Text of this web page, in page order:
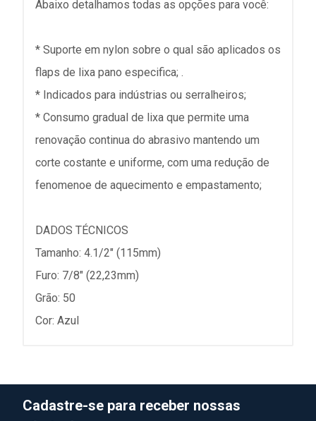
Abaixo detalhamos todas as opções para você:
* Suporte em nylon sobre o qual são aplicados os
flaps de lixa pano especifica; .
* Indicados para indústrias ou serralheiros;
* Consumo gradual de lixa que permite uma
renovação continua do abrasivo mantendo um
corte costante e uniforme, com uma redução de
fenomenoe de aquecimento e empastamento;
DADOS TÉCNICOS
Tamanho: 4.1/2" (115mm)
Furo: 7/8" (22,23mm)
Grão: 50
Cor: Azul
Cadastre-se para receber nossas